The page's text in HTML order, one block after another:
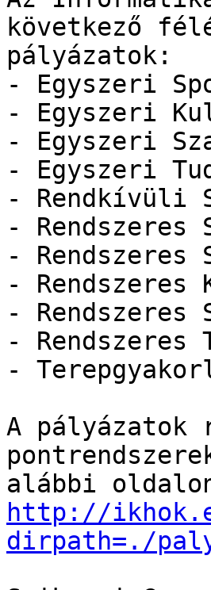
következő
pályázatok:
- Egyszeri
- Egyszeri
- Egyszeri
- Egyszeri
- Rendkívüli
-
- Rendszeres
-
- Rendszeres
- Rendszeres
-
A
http://
dirpath=./